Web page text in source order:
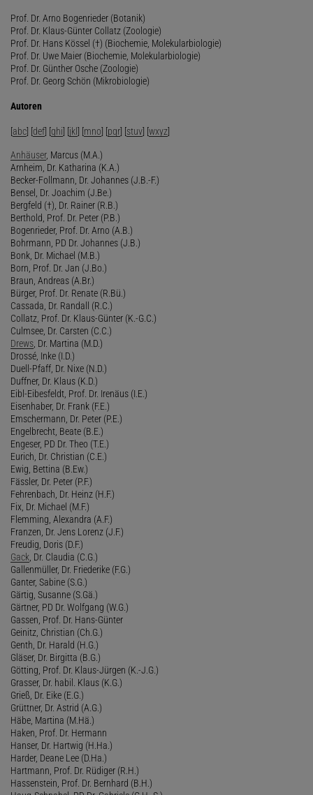
Prof. Dr. Arno Bogenrieder (Botanik)
Prof. Dr. Klaus-Günter Collatz (Zoologie)
Prof. Dr. Hans Kössel (†) (Biochemie, Molekularbiologie)
Prof. Dr. Uwe Maier (Biochemie, Molekularbiologie)
Prof. Dr. Günther Osche (Zoologie)
Prof. Dr. Georg Schön (Mikrobiologie)
Autoren
[abc] [def] [ghi] [jkl] [mno] [pqr] [stuv] [wxyz]
Anhäuser, Marcus (M.A.)
Arnheim, Dr. Katharina (K.A.)
Becker-Follmann, Dr. Johannes (J.B.-F.)
Bensel, Dr. Joachim (J.Be.)
Bergfeld (†), Dr. Rainer (R.B.)
Berthold, Prof. Dr. Peter (P.B.)
Bogenrieder, Prof. Dr. Arno (A.B.)
Bohrmann, PD Dr. Johannes (J.B.)
Bonk, Dr. Michael (M.B.)
Born, Prof. Dr. Jan (J.Bo.)
Braun, Andreas (A.Br.)
Bürger, Prof. Dr. Renate (R.Bü.)
Cassada, Dr. Randall (R.C.)
Collatz, Prof. Dr. Klaus-Günter (K.-G.C.)
Culmsee, Dr. Carsten (C.C.)
Drews , Dr. Martina (M.D.)
Drossé, Inke (I.D.)
Duell-Pfaff, Dr. Nixe (N.D.)
Duffner, Dr. Klaus (K.D.)
Eibl-Eibesfeldt, Prof. Dr. Irenäus (I.E.)
Eisenhaber, Dr. Frank (F.E.)
Emschermann, Dr. Peter (P.E.)
Engelbrecht, Beate (B.E.)
Engeser, PD Dr. Theo (T.E.)
Eurich, Dr. Christian (C.E.)
Ewig, Bettina (B.Ew.)
Fässler, Dr. Peter (P.F.)
Fehrenbach, Dr. Heinz (H.F.)
Fix, Dr. Michael (M.F.)
Flemming, Alexandra (A.F.)
Franzen, Dr. Jens Lorenz (J.F.)
Freudig, Doris (D.F.)
Gack , Dr. Claudia (C.G.)
Gallenmüller, Dr. Friederike (F.G.)
Ganter, Sabine (S.G.)
Gärtig, Susanne (S.Gä.)
Gärtner, PD Dr. Wolfgang (W.G.)
Gassen, Prof. Dr. Hans-Günter
Geinitz, Christian (Ch.G.)
Genth, Dr. Harald (H.G.)
Gläser, Dr. Birgitta (B.G.)
Götting, Prof. Dr. Klaus-Jürgen (K.-J.G.)
Grasser, Dr. habil. Klaus (K.G.)
Grieß, Dr. Eike (E.G.)
Grüttner, Dr. Astrid (A.G.)
Häbe, Martina (M.Hä.)
Haken, Prof. Dr. Hermann
Hanser, Dr. Hartwig (H.Ha.)
Harder, Deane Lee (D.Ha.)
Hartmann, Prof. Dr. Rüdiger (R.H.)
Hassenstein, Prof. Dr. Bernhard (B.H.)